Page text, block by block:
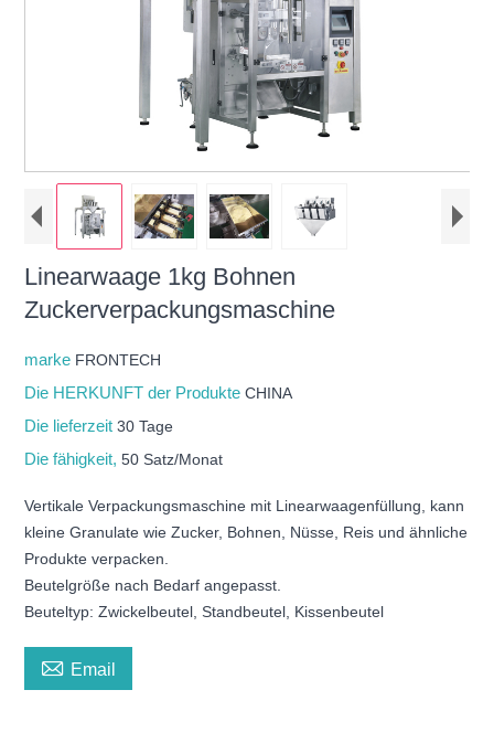
Linearwaage 1kg Bohnen
Zuckerverpackungsmaschine
marke FRONTECH
Die HERKUNFT der ProdukteCHINA
Die lieferzeit30 Tage
Die fähigkeit,50 Satz/Monat
Vertikale Verpackungsmaschine mit Linearwaagenfüllung, kann
kleine Granulate wie Zucker, Bohnen, Nüsse, Reis und ähnliche
Produkte verpacken.
Beutelgröße nach Bedarf angepasst.
Beuteltyp: Zwickelbeutel, Standbeutel, Kissenbeutel
 Email